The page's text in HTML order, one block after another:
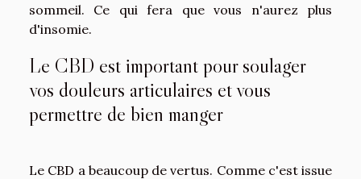
sommeil. Ce qui fera que vous n'aurez plus
d'insomie.
Le CBD est important pour soulager
vos douleurs articulaires et vous
permettre de bien manger
Le CBD a beaucoup de vertus. Comme c'est issue